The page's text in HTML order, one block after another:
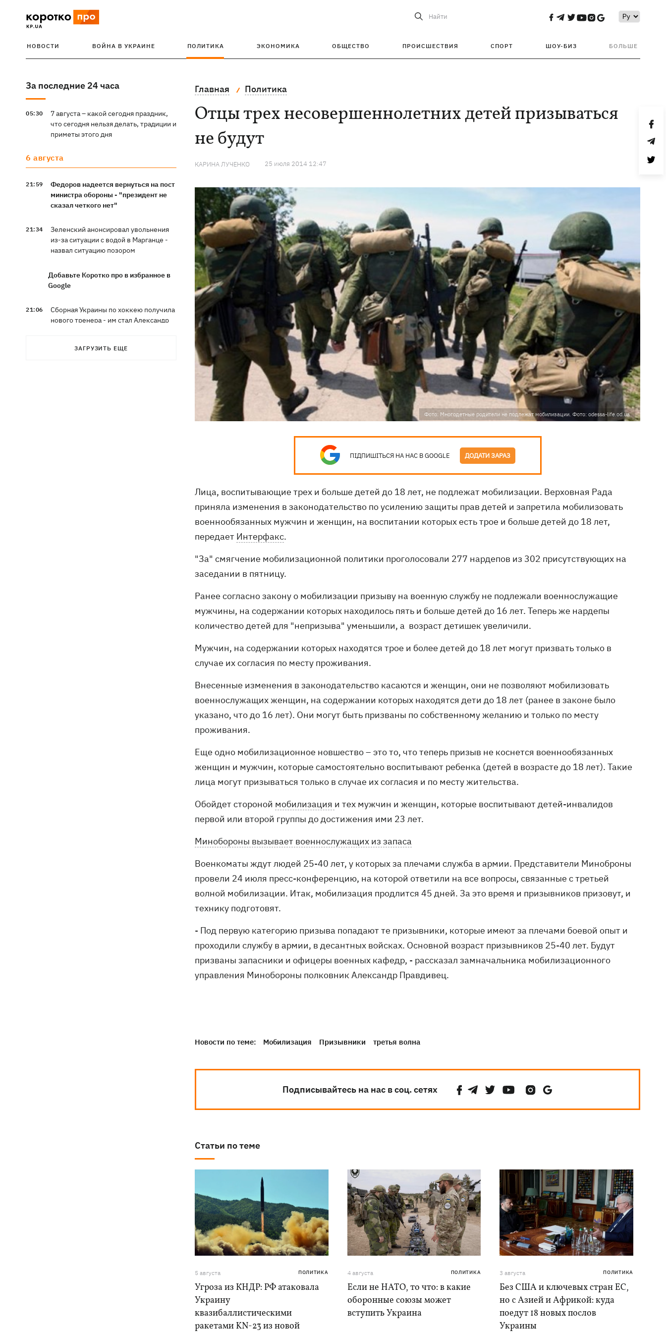
Найти
НОВОСТИ ВОЙНА В УКРАИНЕ ПОЛИТИКА ЭКОНОМИКА ОБЩЕСТВО ПРОИСШЕСТВИЯ СПОРТ ШОУ-БИЗ БОЛЬШЕ
За последние 24 часа
05:30
7 августа – какой сегодня праздник,
что сегодня нельзя делать, традиции и
приметы этого дня
6 августа
21:59
Федоров надеется вернуться на пост
министра обороны - "президент не
сказал четкого нет"
21:34
Зеленский анонсировал увольнения
из-за ситуации с водой в Марганце -
назвал ситуацию позором
Добавьте Коротко про в избранное в
Google
21:06
Сборная Украины по хоккею получила
нового тренера - им стал Александр
ЗАГРУЗИТЬ ЕЩЕ
Главная Политика
Отцы трех несовершеннолетних детей призываться
не будут
КАРИНА ЛУЧЕНКО 25 июля 2014 12:47
Фото: Многодетные родители не подлежат мобилизации. Фото: odessa-life.od.ua
ПІДПИШІТЬСЯ НА НАС В GOOGLE ДОДАТИ ЗАРАЗ
Лица, воспитывающие трех и больше детей до 18 лет, не подлежат мобилизации. Верховная Рада
приняла изменения в законодательство по усилению защиты прав детей и запретила мобилизовать
военнообязанных мужчин и женщин, на воспитании которых есть трое и больше детей до 18 лет,
передает Интерфакс.
"За" смягчение мобилизационной политики проголосовали 277 нардепов из 302 присутствующих на
заседании в пятницу.
Ранее согласно закону о мобилизации призыву на военную службу не подлежали военнослужащие
мужчины, на содержании которых находилось пять и больше детей до 16 лет. Теперь же нардепы
количество детей для "непризыва" уменьшили, а возраст детишек увеличили.
Мужчин, на содержании которых находятся трое и более детей до 18 лет могут призвать только в
случае их согласия по месту проживания.
Внесенные изменения в законодательство касаются и женщин, они не позволяют мобилизовать
военнослужащих женщин, на содержании которых находятся дети до 18 лет (ранее в законе было
указано, что до 16 лет). Они могут быть призваны по собственному желанию и только по месту
проживания.
Еще одно мобилизационное новшество – это то, что теперь призыв не коснется военнообязанных
женщин и мужчин, которые самостоятельно воспитывают ребенка (детей в возрасте до 18 лет). Такие
лица могут призываться только в случае их согласия и по месту жительства.
Обойдет стороной мобилизация и тех мужчин и женщин, которые воспитывают детей-инвалидов
первой или второй группы до достижения ими 23 лет.
Минобороны вызывает военнослужащих из запаса
Военкоматы ждут людей 25-40 лет, у которых за плечами служба в армии. Представители Миноброны
провели 24 июля пресс-конференцию, на которой ответили на все вопросы, связанные с третьей
волной мобилизации. Итак, мобилизация продлится 45 дней. За это время и призывников призовут, и
технику подготовят.
- Под первую категорию призыва попадают те призывники, которые имеют за плечами боевой опыт и
проходили службу в армии, в десантных войсках. Основной возраст призывников 25-40 лет. Будут
призваны запасники и офицеры военных кафедр, - рассказал замначальника мобилизационного
управления Минобороны полковник Александр Правдивец.
Новости по теме: Мобилизация Призывники третья волна
Подписывайтесь на нас в соц. сетях
Статьи по теме
5 августа ПОЛИТИКА
Угроза из КНДР: РФ атаковала
Украину
квазибаллистическими
ракетами KN-23 из новой
4 августа ПОЛИТИКА
Если не НАТО, то что: в какие
оборонные союзы может
вступить Украина
3 августа ПОЛИТИКА
Без США и ключевых стран ЕС,
но с Азией и Африкой: куда
поедут 18 новых послов
Украины